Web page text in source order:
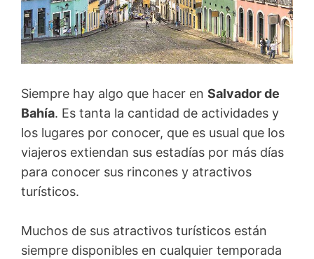
Siempre hay algo que hacer en Salvador de
Bahía. Es tanta la cantidad de actividades y
los lugares por conocer, que es usual que los
viajeros extiendan sus estadías por más días
para conocer sus rincones y atractivos
turísticos.
Muchos de sus atractivos turísticos están
siempre disponibles en cualquier temporada